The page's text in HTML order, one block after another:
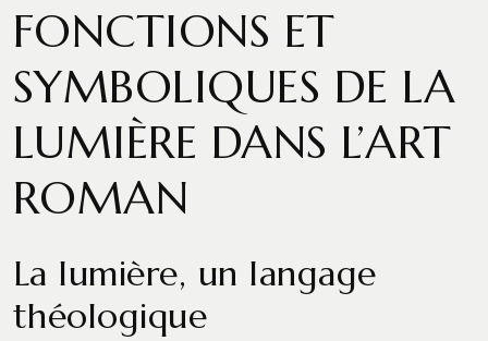
FONCTIONS ET
SYMBOLIQUES DE LA
LUMIÈRE DANS L’ART
ROMAN
La lumière, un langage
théologique